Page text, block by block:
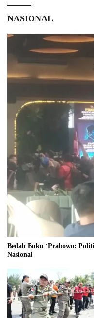
NASIONAL
Bedah Buku ‘Prabowo:
Nasional